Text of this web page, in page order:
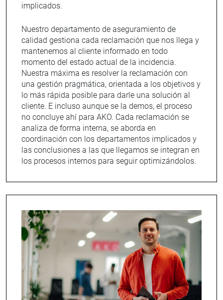
implicados.
Nuestro departamento de aseguramiento de
calidad gestiona cada reclamación que nos llega y
mantenemos al cliente informado en todo
momento del estado actual de la incidencia.
Nuestra máxima es resolver la reclamación con
una gestión pragmática, orientada a los objetivos y
lo más rápida posible para darle una solución al
cliente. E incluso aunque se la demos, el proceso
no concluye ahí para AKO. Cada reclamación se
analiza de forma interna, se aborda en
coordinación con los departamentos implicados y
las conclusiones a las que llegamos se integran en
los procesos internos para seguir optimizándolos.